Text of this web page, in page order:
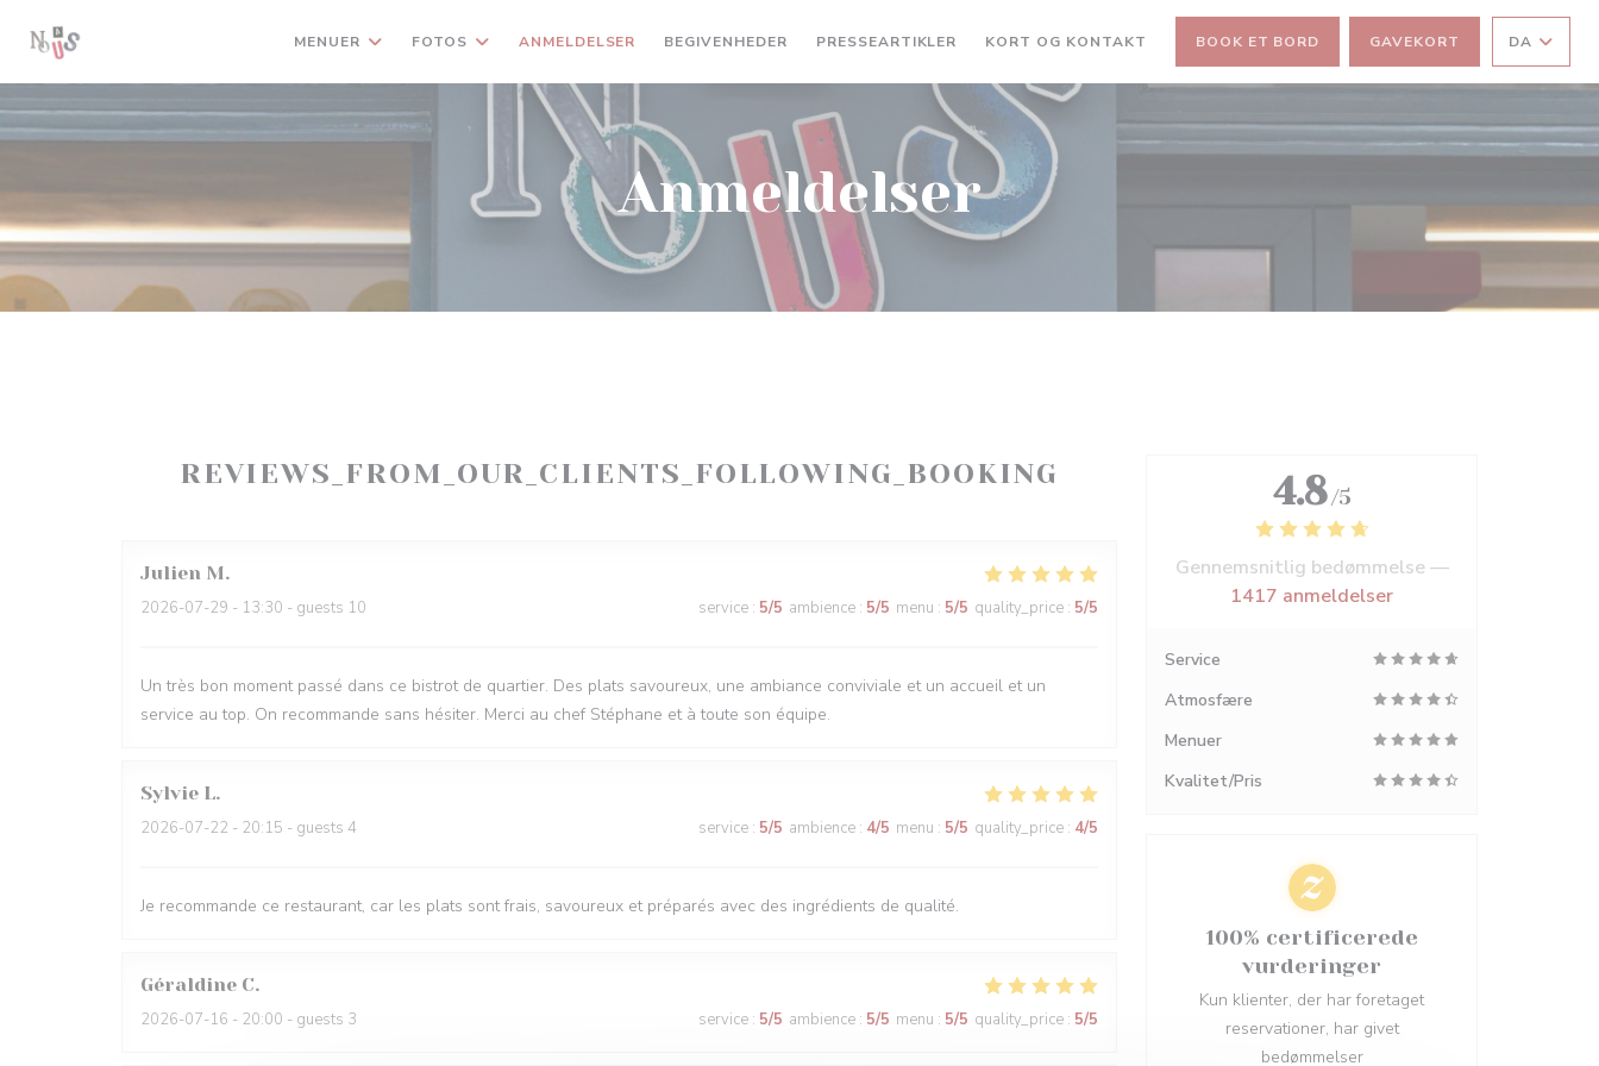
MENUER FOTOS ANMELDELSER BEGIVENHEDER PRESSEARTIKLER KORT OG KONTAKT BOOK ET BORD GAVEKORT DA
Anmeldelser
REVIEWS_FROM_OUR_CLIENTS_FOLLOWING_BOOKING
Julien M
2026-07-29 - 13:30 - guests 10 service : 5/5 ambience : 5/5 menu : 5/5 quality_price : 5/5
Un très bon moment passé dans ce bistrot de quartier. Des plats savoureux, une ambiance conviviale et un accueil et un
service au top. On recommande sans hésiter. Merci au chef Stéphane et à toute son équipe.
Sylvie L
2026-07-22 - 20:15 - guests 4 service : 5/5 ambience : 4/5 menu : 5/5 quality_price : 4/5
Je recommande ce restaurant, car les plats sont frais, savoureux et préparés avec des ingrédients de qualité.
Géraldine C
2026-07-16 - 20:00 - guests 3 service : 5/5 ambience : 5/5 menu : 5/5 quality_price : 5/5
4.8 /5
Gennemsnitlig bedømmelse —
1417 anmeldelser
Service
Atmosfære
Menuer
Kvalitet/Pris
100% certificerede
vurderinger
Kun klienter, der har foretaget
reservationer, har givet
bedømmelser